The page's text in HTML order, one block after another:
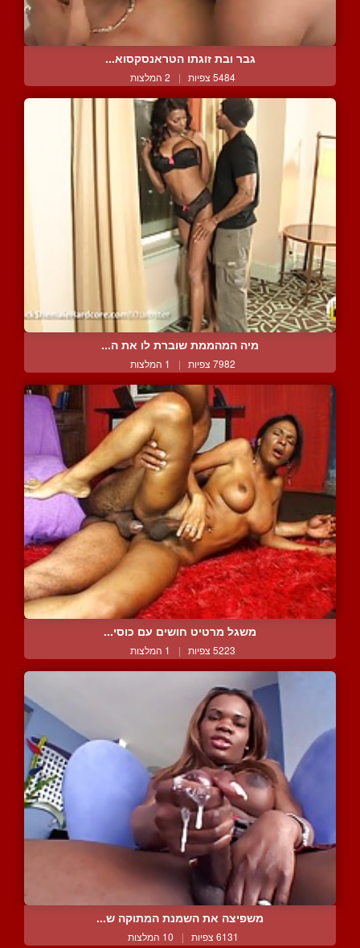
גבר ובת זוגתו הטראנסקסוא...
5484 צפיות | 2 המלצות
מיה המהממת שוברת לו את ה...
7982 צפיות | 1 המלצות
משגל מרטיט חושים עם כוסי...
5223 צפיות | 1 המלצות
משפיצה את השמנת המתוקה ש...
6131 צפיות | 10 המלצות